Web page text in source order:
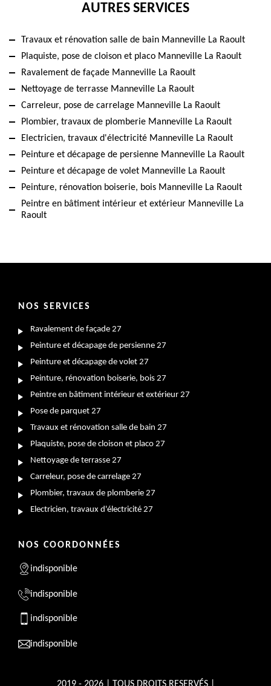
AUTRES SERVICES
Travaux et rénovation salle de bain Manneville La Raoult
Plaquiste, pose de cloison et placo Manneville La Raoult
Ravalement de façade Manneville La Raoult
Nettoyage de terrasse Manneville La Raoult
Carreleur, pose de carrelage Manneville La Raoult
Plombier, travaux de plomberie Manneville La Raoult
Electricien, travaux d'électricité Manneville La Raoult
Peinture et décapage de persienne Manneville La Raoult
Peinture et décapage de volet Manneville La Raoult
Peinture, rénovation boiserie, bois Manneville La Raoult
Peintre en bâtiment intérieur et extérieur Manneville La
Raoult
NOS SERVICES
Ravalement de façade 27
Peinture et décapage de persienne 27
Peinture et décapage de volet 27
Peinture, rénovation boiserie, bois 27
Peintre en bâtiment intérieur et extérieur 27
Pose de parquet 27
Travaux et rénovation salle de bain 27
Plaquiste, pose de cloison et placo 27
Nettoyage de terrasse 27
Carreleur, pose de carrelage 27
Plombier, travaux de plomberie 27
Electricien, travaux d'électricité 27
NOS COORDONNÉES
indisponible
indisponible
indisponible
indisponible